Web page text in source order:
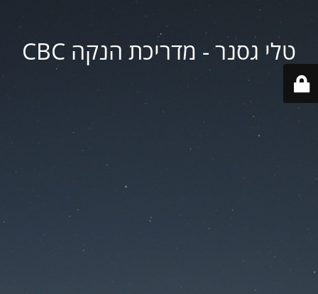
טלי גסנר - מדריכת הנקה CBC